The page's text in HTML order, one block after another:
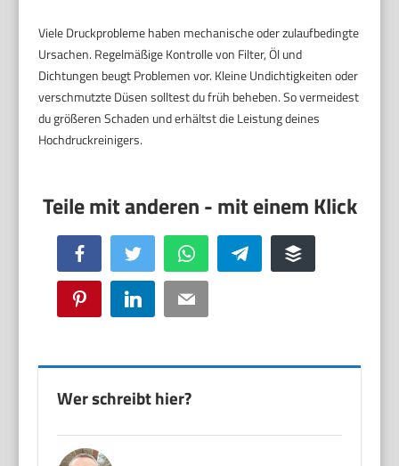
Viele Druckprobleme haben mechanische oder zulaufbedingte
Ursachen. Regelmäßige Kontrolle von Filter, Öl und
Dichtungen beugt Problemen vor. Kleine Undichtigkeiten oder
verschmutzte Düsen solltest du früh beheben. So vermeidest
du größeren Schaden und erhältst die Leistung deines
Hochdruckreinigers.
Facebook Twitter WhatsApp Telegram Buffer
Pinterest LinkedIn Email
Wer schreibt hier?